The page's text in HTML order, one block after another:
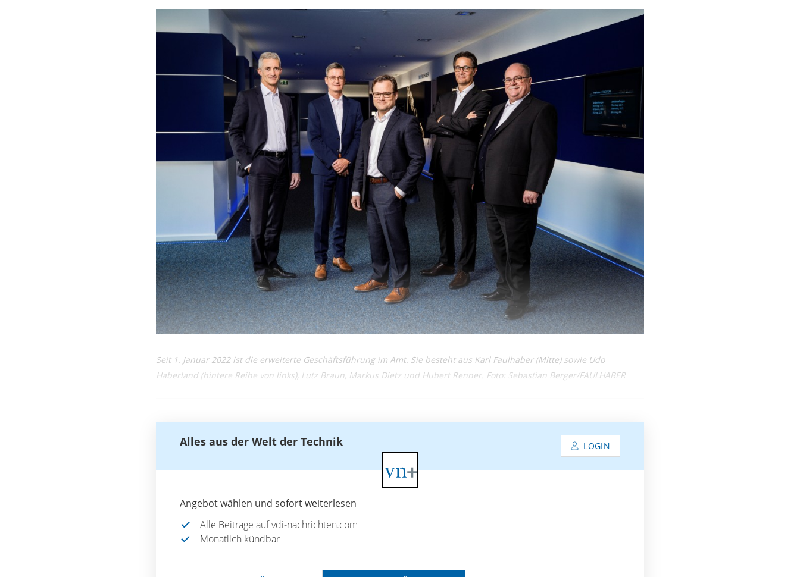
Seit 1. Januar 2022 ist die erweiterte Geschäftsführung im Amt. Sie besteht aus Karl Faulhaber (Mitte) sowie Udo
Haberland (hintere Reihe von links), Lutz Braun, Markus Dietz und Hubert Renner. Foto: Sebastian Berger/FAULHABER
Alles aus der Welt der Technik LOGIN
Angebot wählen und sofort weiterlesen
Alle Beiträge auf vdi-nachrichten.com
Monatlich kündbar